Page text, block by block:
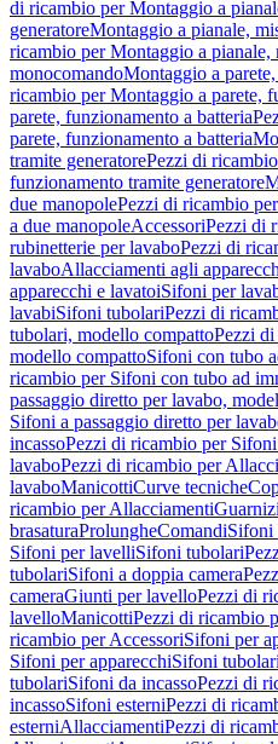
di ricambio per Montaggio a
generatoreMontaggio a pianale,
ricambio per Montaggio a pianale,
monocomandoMontaggio a
ricambio per Montaggio a parete,
parete, funzionamento a batteria
parete, funzionamento a batteria
tramite generatorePezzi di
funzionamento tramite generatore
due manopolePezzi di ricambio
a due manopoleAccessoriPezzi di
rubinetterie per lavaboPezzi di
lavaboAllacciamenti agli
apparecchi e lavatoiSifoni per
lavabiSifoni tubolariPezzi di
tubolari, modello compattoPezzi
modello compattoSifoni con tubo
ricambio per Sifoni con tubo ad
passaggio diretto per lavabo,
Sifoni a passaggio diretto per
incassoPezzi di ricambio per
lavaboPezzi di ricambio per
lavaboManicottiCurve tecniche
ricambio per Allacciamenti
brasaturaProlungheComandiSifoni
Sifoni per lavelliSifoni tubolari
tubolariSifoni a doppia camera
cameraGiunti per lavelloPezzi di
lavelloManicottiPezzi di ricambio
ricambio per AccessoriSifoni per
Sifoni per apparecchiSifoni tubolari
tubolariSifoni da incassoPezzi di
incassoSifoni esterniPezzi di
esterniAllacciamentiPezzi di